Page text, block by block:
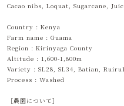
Cacao nibs, Loquat, Sugarcane,
Country : Kenya
Farm name : Guama
Region : Kirinyaga County
Altitude : 1,600-1,800m
Variety : SL28, SL34, Batian,
Process : Washed
［農園について］